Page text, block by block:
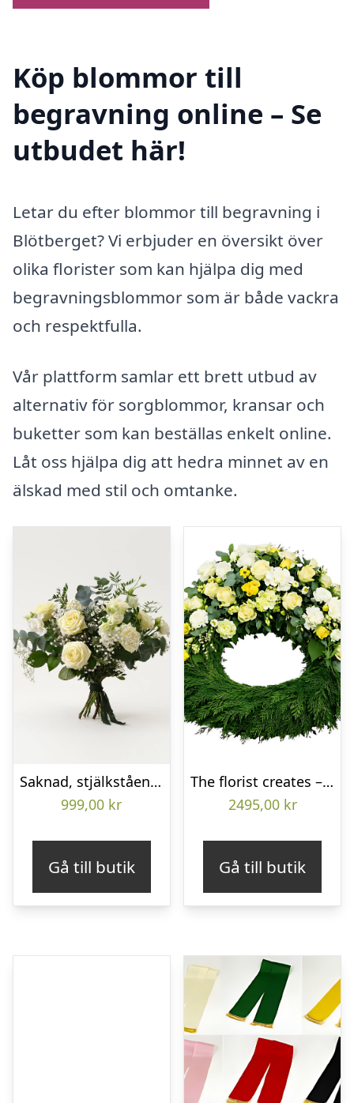
Köp blommor till
begravning online – Se
utbudet här!
Letar du efter blommor till begravning i
Blötberget? Vi erbjuder en översikt över
olika florister som kan hjälpa dig med
begravningsblommor som är både vackra
och respektfulla.
Vår plattform samlar ett brett utbud av
alternativ för sorgblommor, kransar och
buketter som kan beställas enkelt online.
Låt oss hjälpa dig att hedra minnet av en
älskad med stil och omtanke.
Saknad, stjälkstående bukett
999,00 kr
Gå till butik
The florist creates – Funeral wreath
2495,00 kr
Gå till butik